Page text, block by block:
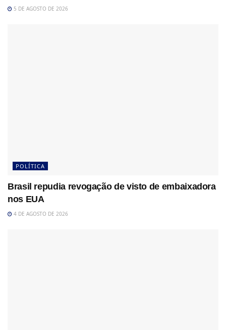
5 DE AGOSTO DE 2026
POLÍTICA
Brasil repudia revogação de visto de embaixadora
nos EUA
4 DE AGOSTO DE 2026